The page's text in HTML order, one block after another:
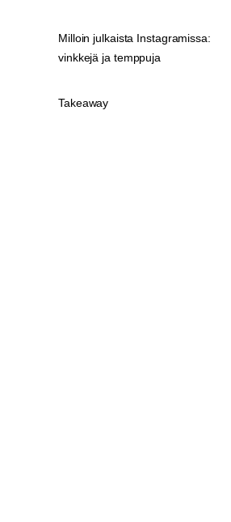
Milloin julkaista Instagramissa:
vinkkejä ja temppuja
Takeaway